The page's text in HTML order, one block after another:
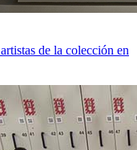
de la colección en